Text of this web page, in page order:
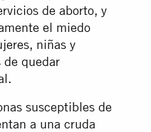
de aborto, y
el miedo
niñas y
de quedar
susceptibles de
a una cruda